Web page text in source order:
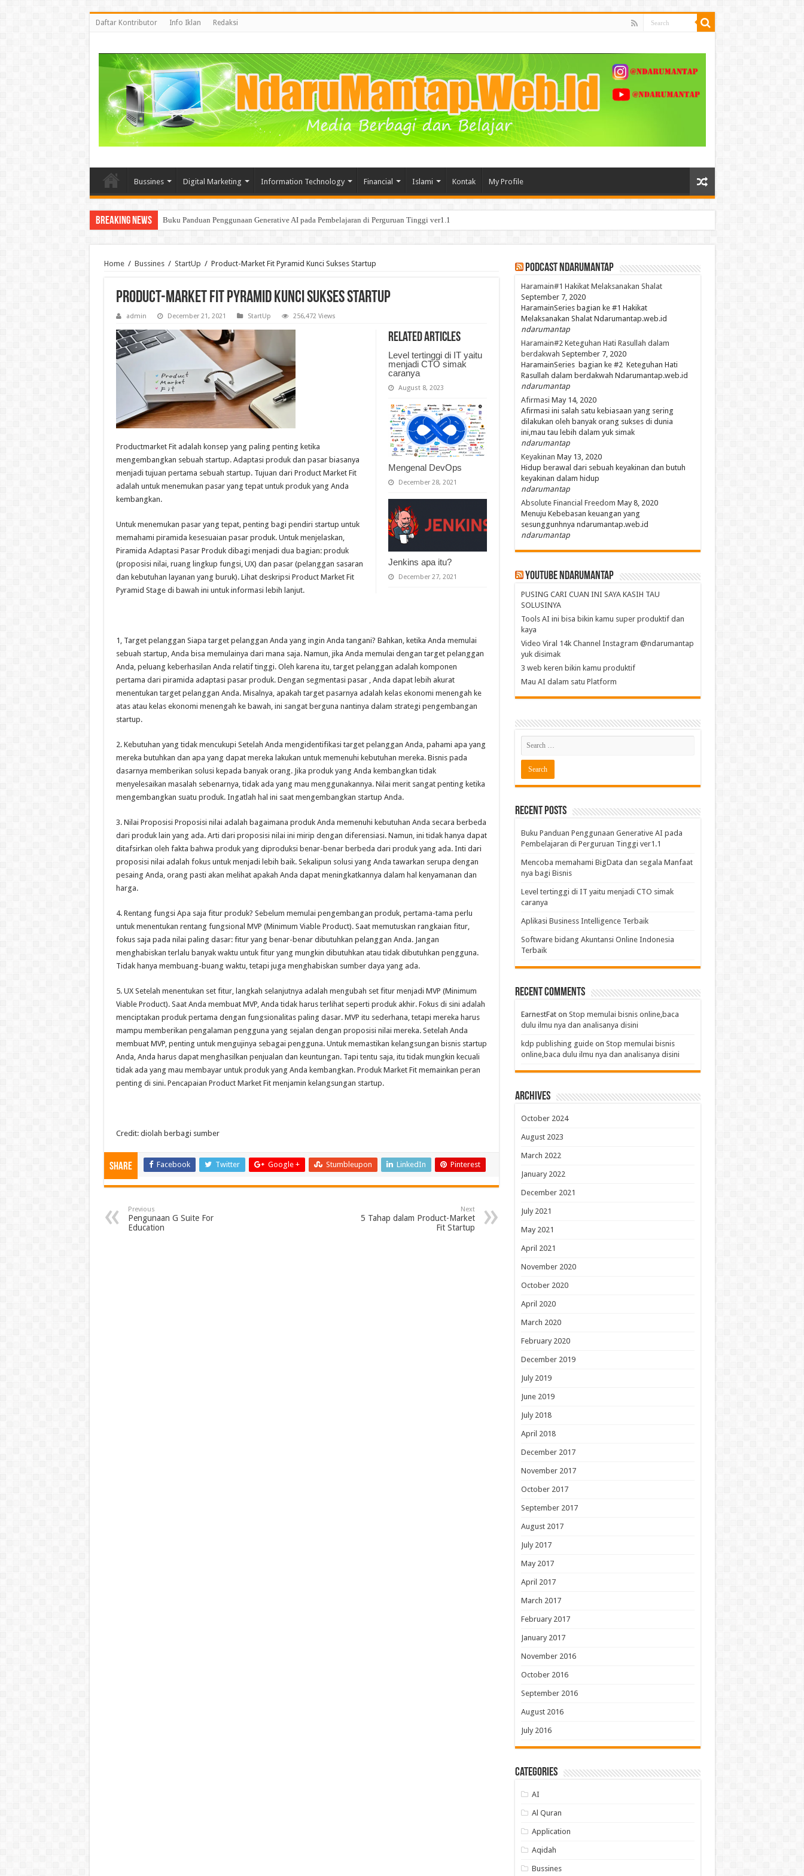
Daftar Kontributor Info Iklan Redaksi
Bussines Digital Marketing Information Technology Financial Islami Kontak My Profile
Breaking News Mencoba memahami BigData dan segala Manfaat nya bagi Bisnis
Home / Bussines / StartUp / Product-Market Fit Pyramid Kunci Sukses Startup
Product-Market Fit Pyramid Kunci Sukses Startup
admin December 21, 2021 StartUp 256,472 Views
Related Articles
Level tertinggi di IT yaitu
menjadi CTO simak
caranya
August 8, 2023
Mengenal DevOps
December 28, 2021
Jenkins apa itu?
December 27, 2021
Productmarket Fit adalah konsep yang paling penting ketika
mengembangkan sebuah startup. Adaptasi produk dan pasar biasanya
menjadi tujuan pertama sebuah startup. Tujuan dari Product Market Fit
adalah untuk menemukan pasar yang tepat untuk produk yang Anda
kembangkan.
Untuk menemukan pasar yang tepat, penting bagi pendiri startup untuk
memahami piramida kesesuaian pasar produk. Untuk menjelaskan,
Piramida Adaptasi Pasar Produk dibagi menjadi dua bagian: produk
(proposisi nilai, ruang lingkup fungsi, UX) dan pasar (pelanggan sasaran
dan kebutuhan layanan yang buruk). Lihat deskripsi Product Market Fit
Pyramid Stage di bawah ini untuk informasi lebih lanjut.
1, Target pelanggan Siapa target pelanggan Anda yang ingin Anda tangani? Bahkan, ketika Anda memulai
sebuah startup, Anda bisa memulainya dari mana saja. Namun, jika Anda memulai dengan target pelanggan
Anda, peluang keberhasilan Anda relatif tinggi. Oleh karena itu, target pelanggan adalah komponen
pertama dari piramida adaptasi pasar produk. Dengan segmentasi pasar , Anda dapat lebih akurat
menentukan target pelanggan Anda. Misalnya, apakah target pasarnya adalah kelas ekonomi menengah ke
atas atau kelas ekonomi menengah ke bawah, ini sangat berguna nantinya dalam strategi pengembangan
startup.
2. Kebutuhan yang tidak mencukupi Setelah Anda mengidentifikasi target pelanggan Anda, pahami apa yang
mereka butuhkan dan apa yang dapat mereka lakukan untuk memenuhi kebutuhan mereka. Bisnis pada
dasarnya memberikan solusi kepada banyak orang. Jika produk yang Anda kembangkan tidak
menyelesaikan masalah sebenarnya, tidak ada yang mau menggunakannya. Nilai merit sangat penting ketika
mengembangkan suatu produk. Ingatlah hal ini saat mengembangkan startup Anda.
3. Nilai Proposisi Proposisi nilai adalah bagaimana produk Anda memenuhi kebutuhan Anda secara berbeda
dari produk lain yang ada. Arti dari proposisi nilai ini mirip dengan diferensiasi. Namun, ini tidak hanya dapat
ditafsirkan oleh fakta bahwa produk yang diproduksi benar-benar berbeda dari produk yang ada. Inti dari
proposisi nilai adalah fokus untuk menjadi lebih baik. Sekalipun solusi yang Anda tawarkan serupa dengan
pesaing Anda, orang pasti akan melihat apakah Anda dapat meningkatkannya dalam hal kenyamanan dan
harga.
4. Rentang fungsi Apa saja fitur produk? Sebelum memulai pengembangan produk, pertama-tama perlu
untuk menentukan rentang fungsional MVP (Minimum Viable Product). Saat memutuskan rangkaian fitur,
fokus saja pada nilai paling dasar: fitur yang benar-benar dibutuhkan pelanggan Anda. Jangan
menghabiskan terlalu banyak waktu untuk fitur yang mungkin dibutuhkan atau tidak dibutuhkan pengguna.
Tidak hanya membuang-buang waktu, tetapi juga menghabiskan sumber daya yang ada.
5. UX Setelah menentukan set fitur, langkah selanjutnya adalah mengubah set fitur menjadi MVP (Minimum
Viable Product). Saat Anda membuat MVP, Anda tidak harus terlihat seperti produk akhir. Fokus di sini adalah
menciptakan produk pertama dengan fungsionalitas paling dasar. MVP itu sederhana, tetapi mereka harus
mampu memberikan pengalaman pengguna yang sejalan dengan proposisi nilai mereka. Setelah Anda
membuat MVP, penting untuk mengujinya sebagai pengguna. Untuk memastikan kelangsungan bisnis startup
Anda, Anda harus dapat menghasilkan penjualan dan keuntungan. Tapi tentu saja, itu tidak mungkin kecuali
tidak ada yang mau membayar untuk produk yang Anda kembangkan. Produk Market Fit memainkan peran
penting di sini. Pencapaian Product Market Fit menjamin kelangsungan startup.
Credit: diolah berbagi sumber
Share Facebook Twitter Google + Stumbleupon LinkedIn Pinterest
Previous
Pengunaan G Suite For
Education
Next
5 Tahap dalam Product-Market
Fit Startup
PodCast NdaruMantap
Haramain#1 Hakikat Melaksanakan Shalat
September 7, 2020
HaramainSeries bagian ke #1 Hakikat
Melaksanakan Shalat Ndarumantap.web.id
ndarumantap
Haramain#2 Keteguhan Hati Rasullah dalam
berdakwah September 7, 2020
HaramainSeries bagian ke #2 Keteguhan Hati
Rasullah dalam berdakwah Ndarumantap.web.id
ndarumantap
Afirmasi May 14, 2020
Afirmasi ini salah satu kebiasaan yang sering
dilakukan oleh banyak orang sukses di dunia
ini,mau tau lebih dalam yuk simak
ndarumantap
Keyakinan May 13, 2020
Hidup berawal dari sebuah keyakinan dan butuh
keyakinan dalam hidup
ndarumantap
Absolute Financial Freedom May 8, 2020
Menuju Kebebasan keuangan yang
sesunggunhnya ndarumantap.web.id
ndarumantap
Youtube NdaruMantap
PUSING CARI CUAN INI SAYA KASIH TAU
SOLUSINYA
Tools AI ini bisa bikin kamu super produktif dan
kaya
Video Viral 14k Channel Instagram @ndarumantap
yuk disimak
3 web keren bikin kamu produktif
Mau AI dalam satu Platform
Recent Posts
Buku Panduan Penggunaan Generative AI pada
Pembelajaran di Perguruan Tinggi ver1.1
Mencoba memahami BigData dan segala Manfaat
nya bagi Bisnis
Level tertinggi di IT yaitu menjadi CTO simak
caranya
Aplikasi Business Intelligence Terbaik
Software bidang Akuntansi Online Indonesia
Terbaik
Recent Comments
EarnestFaton Stop memulai bisnis online,baca
dulu ilmu nya dan analisanya disini
kdp publishing guideon Stop memulai bisnis
online,baca dulu ilmu nya dan analisanya disini
Archives
October 2024
August 2023
March 2022
January 2022
December 2021
July 2021
May 2021
April 2021
November 2020
October 2020
April 2020
March 2020
February 2020
December 2019
July 2019
June 2019
July 2018
April 2018
December 2017
November 2017
October 2017
September 2017
August 2017
July 2017
May 2017
April 2017
March 2017
February 2017
January 2017
November 2016
October 2016
September 2016
August 2016
July 2016
Categories
AI
Al Quran
Application
Aqidah
Bussines